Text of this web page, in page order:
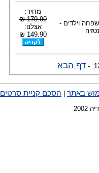
וילדים -
מחיר:
179.90 ₪
אצלנו:
149.90 ₪
-דף הבא
באתר הסכם קניית סרטים